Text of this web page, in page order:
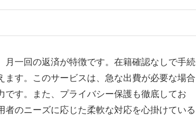
一回の返済が特徴です。在籍確認なしで手続
す。このサービスは、急な出費が必要な場合
す。また、プライバシー保護も徹底してお
のニーズに応じた柔軟な対応を心掛けている